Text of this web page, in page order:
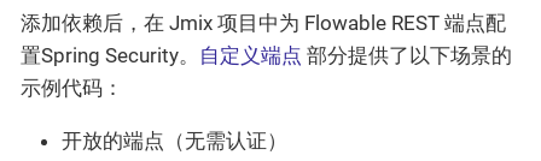
添加依赖后，在 Jmix 项目中为 Flowable REST 端点配
置Spring Security。 自定义端点 部分提供了以下场景的
示例代码：
开放的端点（无需认证）